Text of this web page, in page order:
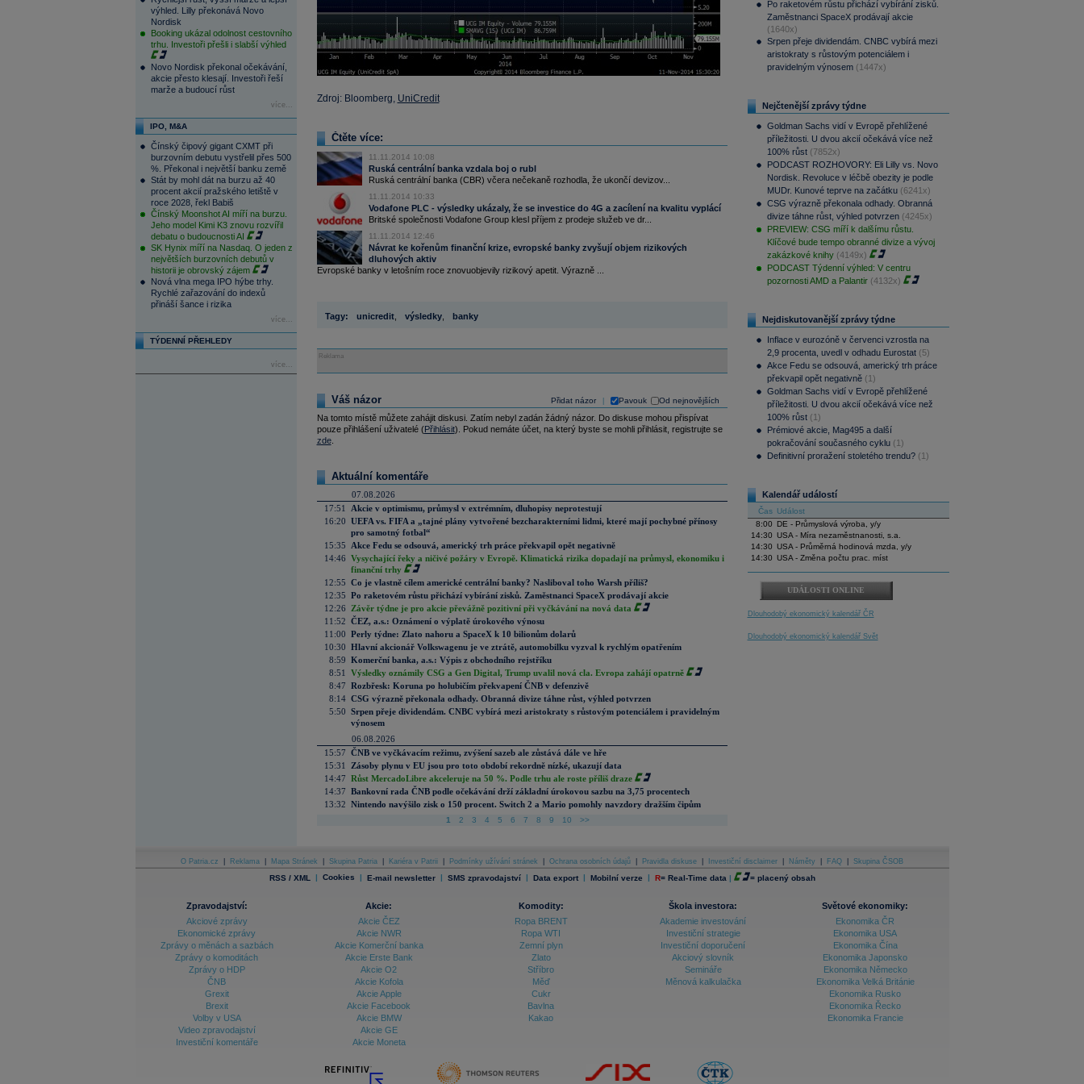
výhled. Lilly překonává Novo
Nordisk
Booking ukázal odolnost cestovního
trhu. Investoři přešli i slabší výhled
Novo Nordisk překonal očekávání,
akcie přesto klesají. Investoři řeší
marže a budoucí růst
více...
IPO, M&A
Čínský čipový gigant CXMT při
burzovním debutu vystřelil přes 500
%. Překonal i největší banku země
Stát by mohl dát na burzu až 40
procent akcií pražského letiště v
roce 2028, řekl Babiš
Čínský Moonshot AI míří na burzu.
Jeho model Kimi K3 znovu rozvířil
debatu o budoucnosti AI
SK Hynix míří na Nasdaq. O jeden z
největších burzovních debutů v
historii je obrovský zájem
Nová vlna mega IPO hýbe trhy.
Rychlé zařazování do indexů
přináší šance i rizika
více...
TÝDENNÍ PŘEHLEDY
více...
Zdroj: Bloomberg, UniCredit
Čtěte více:
11.11.2014 10:08
Ruská centrální banka vzdala boj o rubl
Ruská centrální banka (CBR) včera nečekaně rozhodla, že ukončí devizov...
11.11.2014 10:33
Vodafone PLC - výsledky ukázaly, že se investice do 4G a zacílení na kvalitu vyplácí
Britské společnosti Vodafone Group klesl příjem z prodeje služeb ve dr...
11.11.2014 12:46
Návrat ke kořenům finanční krize, evropské banky zvyšují objem rizikových
dluhových aktiv
Evropské banky v letošním roce znovuobjevily rizikový apetit. Výrazně ...
Tagy: unicredit, výsledky, banky
Reklama
Přidat názor Pavouk Od nejnovějších
Váš názor
Na tomto místě můžete zahájit diskusi. Zatím nebyl zadán žádný názor. Do diskuse mohou přispívat
pouze přihlášení uživatelé (Přihlásit). Pokud nemáte účet, na který byste se mohli přihlásit, registrujte se
zde.
Aktuální komentáře
07.08.2026
17:51
Akcie v optimismu, průmysl v extrémním, dluhopisy neprotestují
16:20 UEFA vs. FIFA a „tajné plány vytvořené bezcharakterními lidmi, které mají pochybné přínosy
pro samotný fotbal“
15:35
Akce Fedu se odsouvá, americký trh práce překvapil opět negativně
14:46 Vysychající řeky a ničivé požáry v Evropě. Klimatická rizika dopadají na průmysl, ekonomiku i
finanční trhy
12:55 Co je vlastně cílem americké centrální banky? Nasliboval toho Warsh příliš?
12:35 Po raketovém růstu přichází vybírání zisků. Zaměstnanci SpaceX prodávají akcie
12:26
Závěr týdne je pro akcie převážně pozitivní při vyčkávání na nová data
11:52 ČEZ, a.s.: Oznámení o výplatě úrokového výnosu
11:00 Perly týdne: Zlato nahoru a SpaceX k 10 bilionům dolarů
10:30 Hlavní akcionář Volkswagenu je ve ztrátě, automobilku vyzval k rychlým opatřením
8:59 Komerční banka, a.s.: Výpis z obchodního rejstříku
8:51
Výsledky oznámily CSG a Gen Digital, Trump uvalil nová cla. Evropa zahájí opatrně
8:47 Rozbřesk: Koruna po holubičím překvapení ČNB v defenzivě
8:14 CSG výrazně překonala odhady. Obranná divize táhne růst, výhled potvrzen
5:50 Srpen přeje dividendám. CNBC vybírá mezi aristokraty s růstovým potenciálem i pravidelným
výnosem
06.08.2026
15:57 ČNB ve vyčkávacím režimu, zvýšení sazeb ale zůstává dále ve hře
15:31
Zásoby plynu v EU jsou pro toto období rekordně nízké, ukazují data
14:47 Růst MercadoLibre akceleruje na 50 %. Podle trhu ale roste příliš draze
14:37 Bankovní rada ČNB podle očekávání drží základní úrokovou sazbu na 3,75 procentech
13:32 Nintendo navýšilo zisk o 150 procent. Switch 2 a Mario pomohly navzdory dražším čipům
1 2 3 4 5 6 7 8 9 10 >>
Po raketovém růstu přichází vybírání zisků.
Zaměstnanci SpaceX prodávají akcie
(1640x)
Srpen přeje dividendám. CNBC vybírá mezi
aristokraty s růstovým potenciálem i
pravidelným výnosem (1447x)
Nejčtenější zprávy týdne
Goldman Sachs vidí v Evropě přehlížené
příležitosti. U dvou akcií očekává více než
100% růst (7852x)
PODCAST ROZHOVORY: Eli Lilly vs. Novo
Nordisk. Revoluce v léčbě obezity je podle
MUDr. Kunové teprve na začátku (6241x)
CSG výrazně překonala odhady. Obranná
divize táhne růst, výhled potvrzen (4245x)
PREVIEW: CSG míří k dalšímu růstu.
Klíčové bude tempo obranné divize a vývoj
zakázkové knihy (4149x)
PODCAST Týdenní výhled: V centru
pozornosti AMD a Palantir (4132x)
Nejdiskutovanější zprávy týdne
Inflace v eurozóně v červenci vzrostla na
2,9 procenta, uvedl v odhadu Eurostat (5)
Akce Fedu se odsouvá, americký trh práce
překvapil opět negativně (1)
Goldman Sachs vidí v Evropě přehlížené
příležitosti. U dvou akcií očekává více než
100% růst (1)
Prémiové akcie, Mag495 a další
pokračování současného cyklu (1)
Definitivní proražení stoletého trendu? (1)
Kalendář událostí
Čas Událost
8:00
DE - Průmyslová výroba, y/y
14:30 USA - Míra nezaměstnanosti, s.a.
14:30 USA - Průměrná hodinová mzda, y/y
14:30 USA - Změna počtu prac. míst
UDÁLOSTI ONLINE
Dlouhodobý ekonomický kalendář ČR
Dlouhodobý ekonomický kalendář Svět
O Patria.cz Reklama Mapa Stránek Skupina Patria Kariéra v Patrii Podmínky užívání stránek Ochrana osobních údajů Pravidla diskuse Investiční disclaimer Náměty FAQ Skupina ČSOB
RSS / XML | Cookies | E-mail newsletter | SMS zpravodajství | Data export | Mobilní verze | R= Real-Time data | = placený obsah
Zpravodajství:
Akciové zprávy
Ekonomické zprávy
Zprávy o měnách a sazbách
Zprávy o komoditách
Zprávy o HDP
ČNB
Grexit
Brexit
Volby v USA
Video zpravodajství
Investiční komentáře
Akcie:
Akcie ČEZ
Akcie NWR
Akcie Komerční banka
Akcie Erste Bank
Akcie O2
Akcie Kofola
Akcie Apple
Akcie Facebook
Akcie BMW
Akcie GE
Akcie Moneta
Komodity:
Ropa BRENT
Ropa WTI
Zemní plyn
Zlato
Stříbro
Měď
Cukr
Bavlna
Kakao
Škola investora:
Akademie investování
Investiční strategie
Investiční doporučení
Akciový slovník
Semináře
Měnová kalkulačka
Světové ekonomiky:
Ekonomika ČR
Ekonomika USA
Ekonomika Čína
Ekonomika Japonsko
Ekonomika Německo
Ekonomika Velká Británie
Ekonomika Rusko
Ekonomika Řecko
Ekonomika Francie